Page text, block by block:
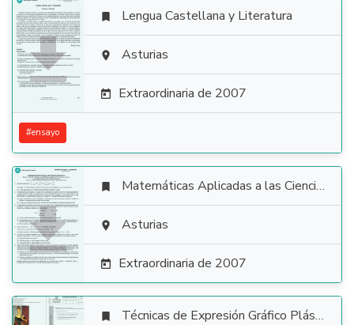

 Lengua Castellana y Literatura
 Asturias
 Extraordinaria de 2007
#ensayo

 Matemáticas Aplicadas a las Ciencias Sociales
 Asturias
 Extraordinaria de 2007
 Técnicas de Expresión Gráfico Plástica